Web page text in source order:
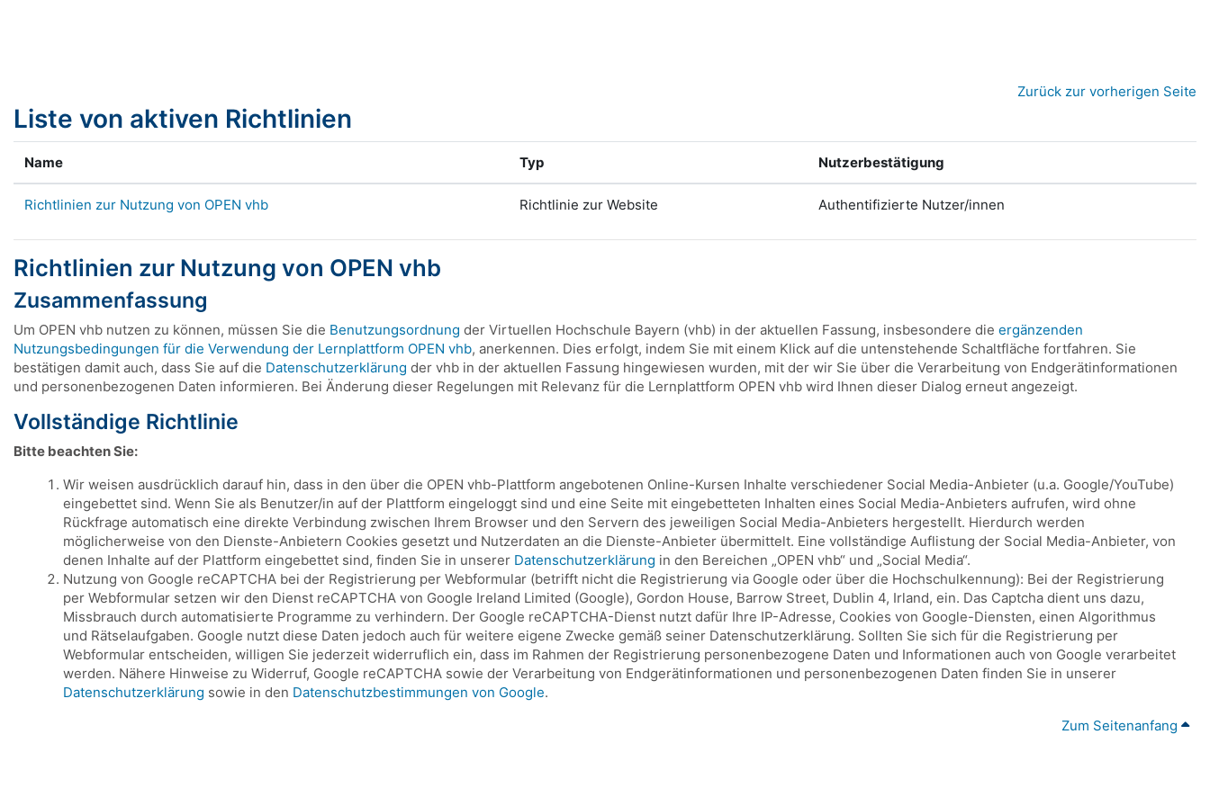
Zurück zur vorherigen Seite
Liste von aktiven Richtlinien
Name Typ Nutzerbestätigung
Richtlinien zur Nutzung von OPEN vhb Richtlinie zur Website Authentifizierte Nutzer/innen
Richtlinien zur Nutzung von OPEN vhb
Zusammenfassung
Um OPEN vhb nutzen zu können, müssen Sie die Benutzungsordnung der Virtuellen Hochschule Bayern (vhb) in der aktuellen Fassung, insbesondere die ergänzenden
Nutzungsbedingungen für die Verwendung der Lernplattform OPEN vhb, anerkennen. Dies erfolgt, indem Sie mit einem Klick auf die untenstehende Schaltfläche fortfahren. Sie
bestätigen damit auch, dass Sie auf die Datenschutzerklärung der vhb in der aktuellen Fassung hingewiesen wurden, mit der wir Sie über die Verarbeitung von Endgerätinformationen
und personenbezogenen Daten informieren. Bei Änderung dieser Regelungen mit Relevanz für die Lernplattform OPEN vhb wird Ihnen dieser Dialog erneut angezeigt.
Vollständige Richtlinie
Bitte beachten Sie:
Wir weisen ausdrücklich darauf hin, dass in den über die OPEN vhb-Plattform angebotenen Online-Kursen Inhalte verschiedener Social Media-Anbieter (u.a. Google/YouTube)
eingebettet sind. Wenn Sie als Benutzer/in auf der Plattform eingeloggt sind und eine Seite mit eingebetteten Inhalten eines Social Media-Anbieters aufrufen, wird ohne
Rückfrage automatisch eine direkte Verbindung zwischen Ihrem Browser und den Servern des jeweiligen Social Media-Anbieters hergestellt. Hierdurch werden
möglicherweise von den Dienste-Anbietern Cookies gesetzt und Nutzerdaten an die Dienste-Anbieter übermittelt. Eine vollständige Auflistung der Social Media-Anbieter, von
denen Inhalte auf der Plattform eingebettet sind, finden Sie in unserer Datenschutzerklärung in den Bereichen „OPEN vhb“ und „Social Media“.
Nutzung von Google reCAPTCHA bei der Registrierung per Webformular (betrifft nicht die Registrierung via Google oder über die Hochschulkennung): Bei der Registrierung
per Webformular setzen wir den Dienst reCAPTCHA von Google Ireland Limited (Google), Gordon House, Barrow Street, Dublin 4, Irland, ein. Das Captcha dient uns dazu,
Missbrauch durch automatisierte Programme zu verhindern. Der Google reCAPTCHA-Dienst nutzt dafür Ihre IP-Adresse, Cookies von Google-Diensten, einen Algorithmus
und Rätselaufgaben. Google nutzt diese Daten jedoch auch für weitere eigene Zwecke gemäß seiner Datenschutzerklärung. Sollten Sie sich für die Registrierung per
Webformular entscheiden, willigen Sie jederzeit widerruflich ein, dass im Rahmen der Registrierung personenbezogene Daten und Informationen auch von Google verarbeitet
werden. Nähere Hinweise zu Widerruf, Google reCAPTCHA sowie der Verarbeitung von Endgerätinformationen und personenbezogenen Daten finden Sie in unserer
Datenschutzerklärung sowie in den Datenschutzbestimmungen von Google.
Zum Seitenanfang